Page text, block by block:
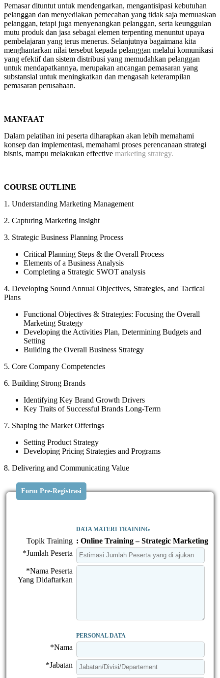
Pemasar dituntut untuk mendengarkan, mengantisipasi kebutuhan
pelanggan dan menyediakan pemecahan yang tidak saja memuaskan
pelanggan, tetapi juga menyenangkan pelanggan, serta keunggulan
mutu produk dan jasa sebagai elemen terpenting menuntut upaya
pembelajaran yang terus menerus. Selanjutnya bagaimana kita
menghantarkan nilai tersebut kepada pelanggan melalui komunikasi
yang efektif dan sistem distribusi yang memudahkan pelanggan
untuk mendapatkannya, merupakan ancangan pemasaran yang
substansial untuk meningkatkan dan mengasah keterampilan
pemasaran perusahaan.
MANFAAT
Dalam pelatihan ini peserta diharapkan akan lebih memahami
konsep dan implementasi, memahami proses perencanaan strategi
bisnis, mampu melakukan effective marketing strategy.
COURSE OUTLINE
1. Understanding Marketing Management
2. Capturing Marketing Insight
3. Strategic Business Planning Process
Critical Planning Steps & the Overall Process
Elements of a Business Analysis
Completing a Strategic SWOT analysis
4. Developing Sound Annual Objectives, Strategies, and Tactical
Plans
Functional Objectives & Strategies: Focusing the Overall
Marketing Strategy
Developing the Activities Plan, Determining Budgets and
Setting
Building the Overall Business Strategy
5. Core Company Competencies
6. Building Strong Brands
Identifying Key Brand Growth Drivers
Key Traits of Successful Brands Long-Term
7. Shaping the Market Offerings
Setting Product Strategy
Developing Pricing Strategies and Programs
8. Delivering and Communicating Value
Form Pre-Registrasi
DATA MATERI TRAINING
Topik Training : Online Training – Strategic Marketing
*Jumlah Peserta
*Nama Peserta
Yang Didaftarkan
PERSONAL DATA
*Nama
*Jabatan